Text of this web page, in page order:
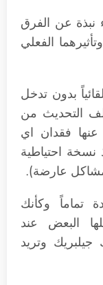
نبذة عن الفرق
بين عمليتي الـ Restore والـ Update وتأثيرهما الفعلي
بدون تدخل
التحديث من
فقدان اي
احتياطية
عارضة).
تماماً وكأنك
البعض عند
وتريد